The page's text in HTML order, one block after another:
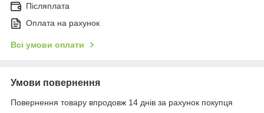
Післяплата
Оплата на рахунок
Всі умови оплати
Умови повернення
Повернення товару впродовж 14 днів за рахунок покупця